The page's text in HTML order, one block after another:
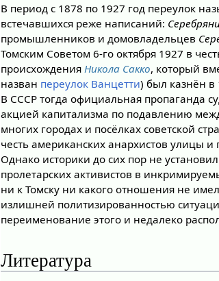
В период с 1878 по 1927 год переулок
встечавшихся реже написаний:
промышленников и домовладельцев
Томским Советом 6-го октября 1927 в
происхождения Никола Сакко, который
назван переулок Ванцетти) был казнён
В СССР тогда официальная пропаганда
акцией капитализма по подавлению
многих городах и посёлках советской
честь американских анархистов улицы и
Однако историки до сих пор не
пролетарских активистов в
ни к Томску ни какого отношения не
излишней политизированностью
переименование этого и недалеко
Литература